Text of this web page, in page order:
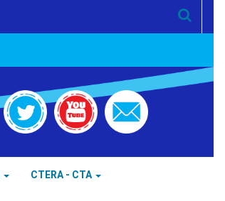
CTERA - CTA